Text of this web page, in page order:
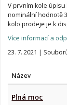
V prvním kole
nominální hodnotě 3
kolo prodeje je k
Více informací a
23. 7. 2021 |
Název
Plná moc